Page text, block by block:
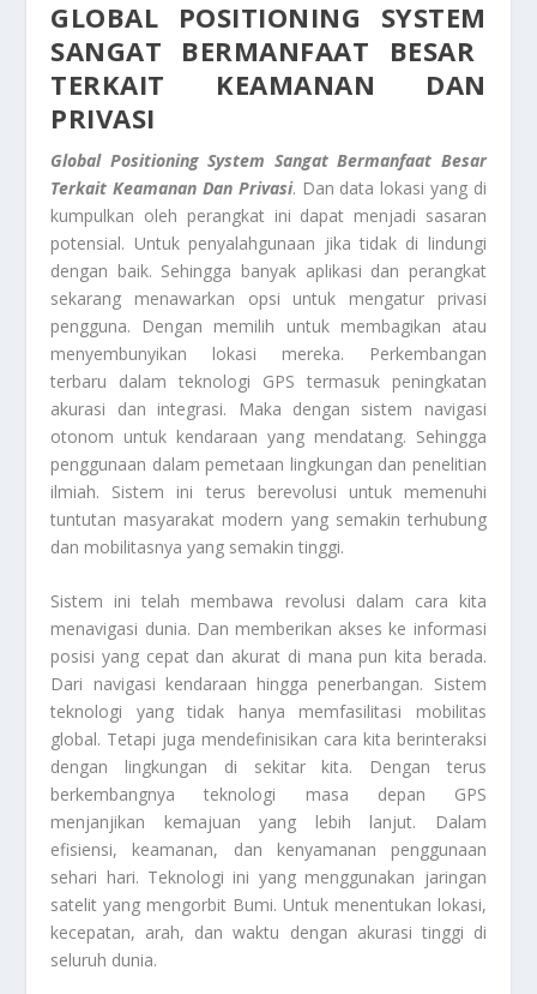
GLOBAL POSITIONING SYSTEM
SANGAT BERMANFAAT BESAR
TERKAIT KEAMANAN DAN
PRIVASI
Global Positioning System Sangat Bermanfaat Besar
Terkait Keamanan Dan Privasi. Dan data lokasi yang di
kumpulkan oleh perangkat ini dapat menjadi sasaran
potensial. Untuk penyalahgunaan jika tidak di lindungi
dengan baik. Sehingga banyak aplikasi dan perangkat
sekarang menawarkan opsi untuk mengatur privasi
pengguna. Dengan memilih untuk membagikan atau
menyembunyikan lokasi mereka. Perkembangan
terbaru dalam teknologi GPS termasuk peningkatan
akurasi dan integrasi. Maka dengan sistem navigasi
otonom untuk kendaraan yang mendatang. Sehingga
penggunaan dalam pemetaan lingkungan dan penelitian
ilmiah. Sistem ini terus berevolusi untuk memenuhi
tuntutan masyarakat modern yang semakin terhubung
dan mobilitasnya yang semakin tinggi.
Sistem ini telah membawa revolusi dalam cara kita
menavigasi dunia. Dan memberikan akses ke informasi
posisi yang cepat dan akurat di mana pun kita berada.
Dari navigasi kendaraan hingga penerbangan. Sistem
teknologi yang tidak hanya memfasilitasi mobilitas
global. Tetapi juga mendefinisikan cara kita berinteraksi
dengan lingkungan di sekitar kita. Dengan terus
berkembangnya teknologi masa depan GPS
menjanjikan kemajuan yang lebih lanjut. Dalam
efisiensi, keamanan, dan kenyamanan penggunaan
sehari hari. Teknologi ini yang menggunakan jaringan
satelit yang mengorbit Bumi. Untuk menentukan lokasi,
kecepatan, arah, dan waktu dengan akurasi tinggi di
seluruh dunia.